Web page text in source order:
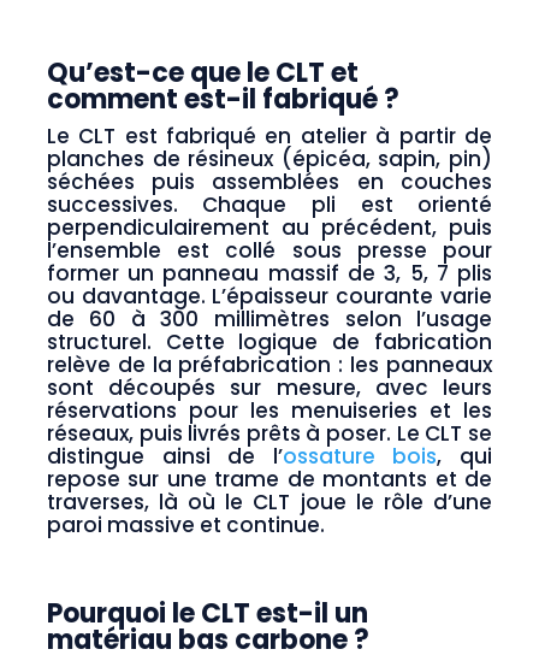
Qu’est-ce que le CLT et
comment est-il fabriqué ?
Le CLT est fabriqué en atelier à partir de
planches de résineux (épicéa, sapin, pin)
séchées puis assemblées en couches
successives. Chaque pli est orienté
perpendiculairement au précédent, puis
l’ensemble est collé sous presse pour
former un panneau massif de 3, 5, 7 plis
ou davantage. L’épaisseur courante varie
de 60 à 300 millimètres selon l’usage
structurel. Cette logique de fabrication
relève de la préfabrication : les panneaux
sont découpés sur mesure, avec leurs
réservations pour les menuiseries et les
réseaux, puis livrés prêts à poser. Le CLT se
distingue ainsi de l’ossature bois, qui
repose sur une trame de montants et de
traverses, là où le CLT joue le rôle d’une
paroi massive et continue.
Pourquoi le CLT est-il un
matériau bas carbone ?